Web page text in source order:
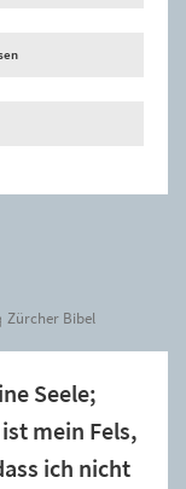
Zürcher Bibel
Seele;
mein Fels,
ich nicht